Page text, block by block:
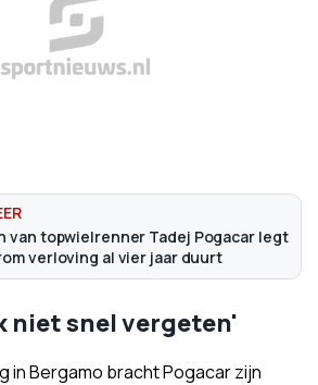
van topwielrenner Tadej Pogacar legt
verloving al vier jaar duurt
niet snel vergeten'
in Bergamo bracht Pogacar zijn